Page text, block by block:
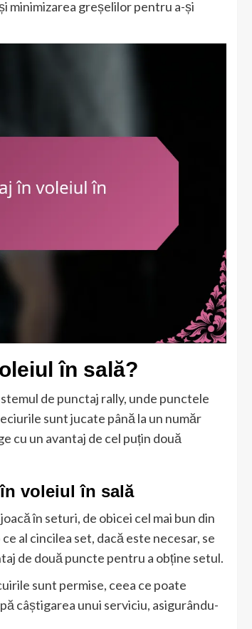
minimizarea greșelilor pentru a-și
în sală?
de punctaj rally, unde punctele
sunt jucate până la un număr
cu un avantaj de cel puțin două
voleiul în sală
în seturi, de obicei cel mai bun din
al cincilea set, dacă este necesar, se
de două puncte pentru a obține setul.
sunt permise, ceea ce poate
câștigarea unui serviciu, asigurându-